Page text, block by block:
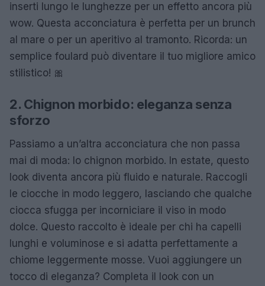
inserti lungo le lunghezze per un effetto ancora più
wow. Questa acconciatura è perfetta per un brunch
al mare o per un aperitivo al tramonto. Ricorda: un
semplice foulard può diventare il tuo migliore amico
stilistico! 🎀
2. Chignon morbido: eleganza senza
sforzo
Passiamo a un’altra acconciatura che non passa
mai di moda: lo chignon morbido. In estate, questo
look diventa ancora più fluido e naturale. Raccogli
le ciocche in modo leggero, lasciando che qualche
ciocca sfugga per incorniciare il viso in modo
dolce. Questo raccolto è ideale per chi ha capelli
lunghi e voluminose e si adatta perfettamente a
chiome leggermente mosse. Vuoi aggiungere un
tocco di eleganza? Completa il look con un